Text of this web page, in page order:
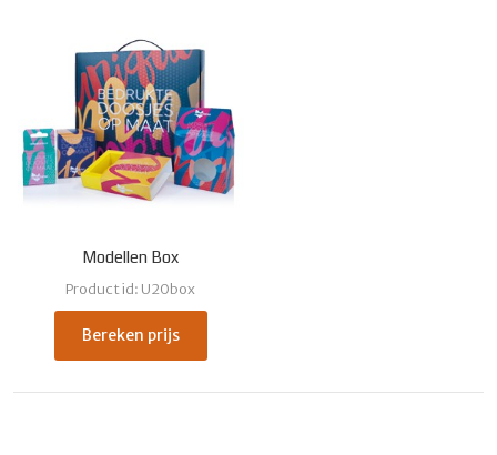
Modellen Box
Product id: U20box
Bereken prijs